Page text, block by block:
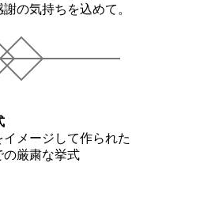
の気持ちを込めて。
メージして作られた
の厳粛な挙式